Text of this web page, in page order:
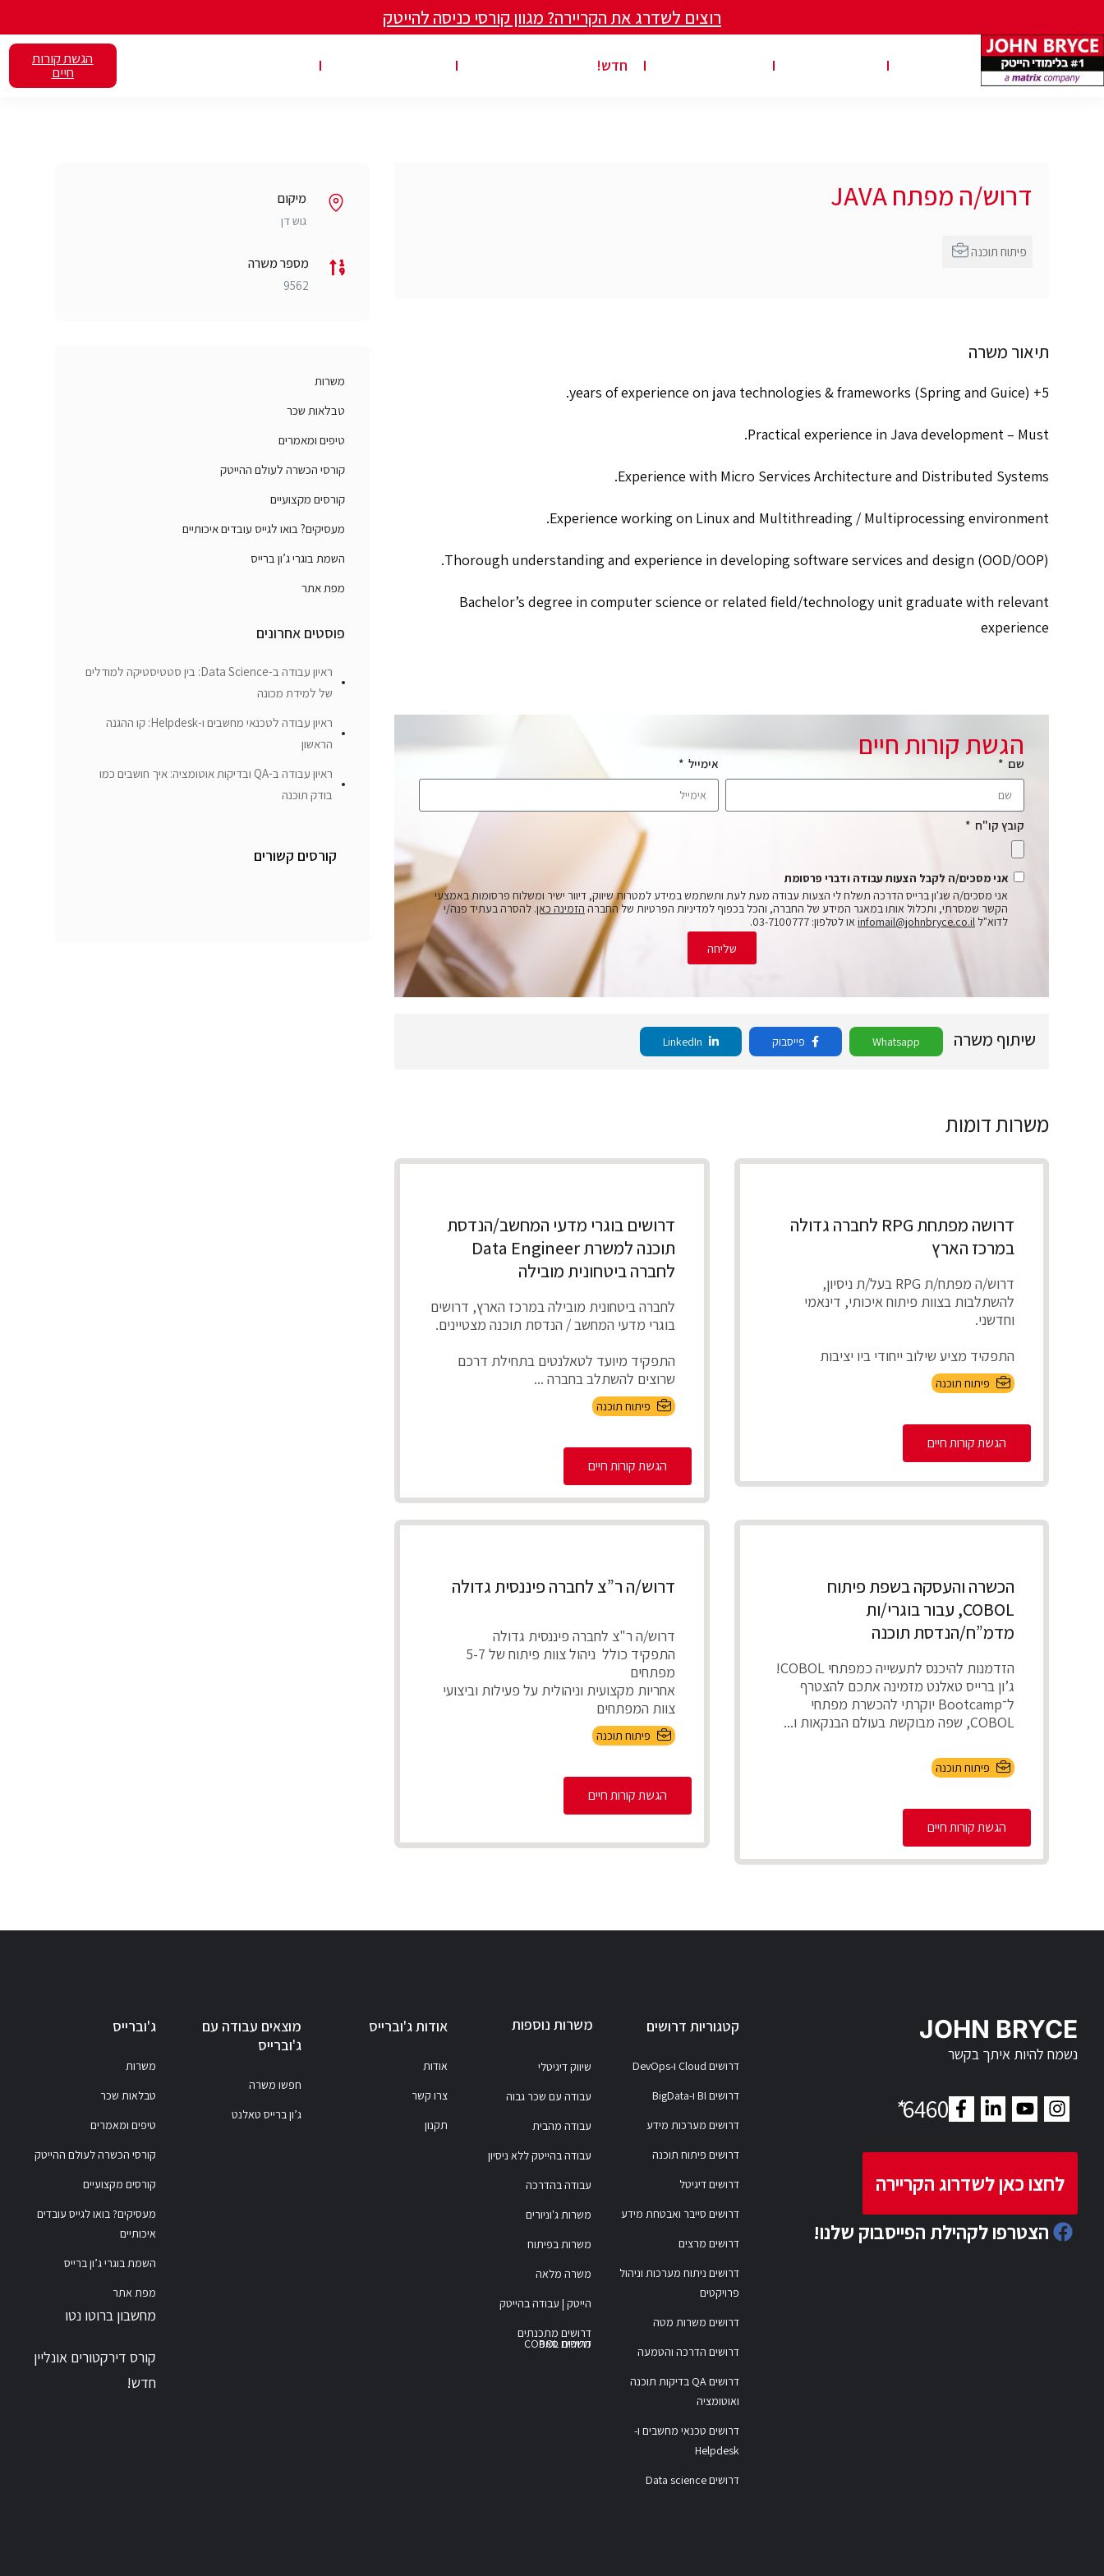
רוצים לשדרג את הקריירה? מגוון קורסי כניסה להייטק
חדש! הגשת קורות
חיים
דרוש/ה מפתח JAVA
תיאור משרה
5+ years of experience on java technologies & frameworks (Spring and Guice).
Practical experience in Java development – Must.
Experience with Micro Services Architecture and Distributed Systems.
Experience working on Linux and Multithreading / Multiprocessing environment.
Thorough understanding and experience in developing software services and design (OOD/OOP).
Bachelor’s degree in computer science or related field/technology unit graduate with relevant
experience
הגשת קורות חיים
שם אימייל
קובץ קו"ח
אני מסכים/ה לקבל הצעות עבודה ודברי פרסומת
אני מסכים/ה שג'ון ברייס הדרכה תשלח לי הצעות עבודה מעת לעת ותשתמש במידע למטרות שיווק, דיוור ישיר ומשלוח פרסומות באמצעי
הקשר שמסרתי, ותכלול אותו במאגר המידע של החברה, והכל בכפוף למדיניות הפרטיות של החברה הזמינה כאן. להסרה בעתיד פנה/י
לדוא"ל infomail@johnbryce.co.il או לטלפון: 03-7100777.
שליחה
שיתוף משרה Whatsapp פייסבוק
משרות דומות
דרושה מפתחת RPG לחברה גדולה
במרכז הארץ
דרוש/ה מפתח/ת RPG בעל/ת ניסיון,
להשתלבות בצוות פיתוח איכותי, דינאמי
וחדשני.
התפקיד מציע שילוב ייחודי בין יציבות
תעסוקתית ועבודה על מערכו...
פיתוח תוכנה
הגשת קורות חיים
דרושים בוגרי מדעי המחשב/הנדסת
תוכנה למשרת Data Engineer
לחברה ביטחונית מובילה
לחברה ביטחונית מובילה במרכז הארץ, דרושים
בוגרי מדעי המחשב / הנדסת תוכנה מצטיינים.
התפקיד מיועד לטאלנטים בתחילת דרכם
שרוצים להשתלב בחברה ...
פיתוח תוכנה
הגשת קורות חיים
הכשרה והעסקה בשפת פיתוח
COBOL, עבור בוגרי/ות
מדמ”ח/הנדסת תוכנה
הזדמנות להיכנס לתעשייה כמפתחי COBOL!
ג’ון ברייס טאלנט מזמינה אתכם להצטרף
ל־Bootcamp יוקרתי להכשרת מפתחי
COBOL, שפה מבוקשת בעולם הבנקאות ו...
פיתוח תוכנה
הגשת קורות חיים
דרוש/ה ר”צ לחברה פיננסית גדולה
דרוש/ה ר"צ לחברה פיננסית גדולה
התפקיד כולל ניהול צוות פיתוח של 5-7
מפתחים
אחריות מקצועית וניהולית על פעילות וביצועי
צוות המפתחים
חניכה, ...פיתוח תוכנה
הגשת קורות חיים
מיקום
גוש דן
מספר משרה
9562
משרות
טבלאות שכר
טיפים ומאמרים
קורסי הכשרה לעולם ההייטק
קורסים מקצועיים
מעסיקים? בואו לגייס עובדים איכותיים
השמת בוגרי ג’ון ברייס
מפת אתר
פוסטים אחרונים
ראיון עבודה ב-Data Science: בין סטטיסטיקה למודלים
של למידת מכונה
ראיון עבודה לטכנאי מחשבים ו-Helpdesk: קו ההגנה
הראשון
ראיון עבודה ב-QA ובדיקות אוטומציה: איך חושבים כמו
בודק תוכנה
קורסים קשורים
JOHN BRYCE
נשמח להיות איתך בקשר
6460
*
לחצו כאן לשדרוג הקריירה
הצטרפו לקהילת הפייסבוק שלנו!
קטגוריות דרושים
דרושים Cloud ו-DevOps
דרושים BI ו-BigData
דרושים מערכות מידע
דרושים פיתוח תוכנה
דרושים דיגיטל
דרושים סייבר ואבטחת מידע
דרושים מרצים
דרושים ניתוח מערכות וניהול
פרויקטים
דרושים משרות מטה
דרושים הדרכה והטמעה
דרושים QA בדיקות תוכנה
ואוטומציה
דרושים טכנאי מחשבים ו-
Helpdesk
דרושים Data science
משרות נוספות
שיווק דיגיטלי
עבודה עם שכר גבוה
עבודה מהבית
עבודה בהייטק ללא ניסיון
עבודה בהדרכה
משרות ג'וניורים
משרות בפיתוח
משרה מלאה
הייטק | עבודה בהייטק
דרושים מתכנתים
דרושים סאפ
משרות COBOL
אודות ג'וברייס
אודות
צרו קשר
תקנון
מוצאים עבודה עם
ג'וברייס
חפשו משרה
ג’ון ברייס טאלנט
ג'וברייס
משרות
טבלאות שכר
טיפים ומאמרים
קורסי הכשרה לעולם ההייטק
קורסים מקצועיים
מעסיקים? בואו לגייס עובדים
איכותיים
השמת בוגרי ג’ון ברייס
מפת אתר
מחשבון ברוטו נטו
קורס דירקטורים אונליין
חדש!